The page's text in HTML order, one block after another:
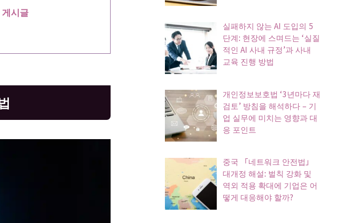
게시글
실패하지 않는 AI 도입의 5
단계: 현장에 스며드는 ‘실질
적인 AI 사내 규정’과 사내
교육 진행 방법
개인정보보호법 ‘3년마다 재
검토’ 방침을 해석하다 – 기
업 실무에 미치는 영향과 대
응 포인트
중국 「네트워크 안전법」
대개정 해설: 벌칙 강화 및
역외 적용 확대에 기업은 어
떻게 대응해야 할까?